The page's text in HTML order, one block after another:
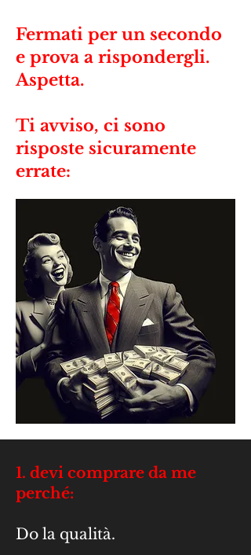
Fermati per un secondo
e prova a rispondergli.
Aspetta.
Ti avviso, ci sono
risposte sicuramente
errate:
1. devi comprare da me
perché:
Do la qualità.